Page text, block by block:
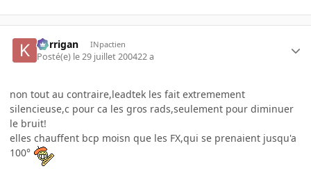
korrigan INpactien
Posté(e) le 29 juillet 200422 a
non tout au contraire,leadtek les fait extremement
silencieuse,c pour ca les gros rads,seulement pour diminuer
le bruit!
elles chauffent bcp moisn que les FX,qui se prenaient jusqu'a
100°